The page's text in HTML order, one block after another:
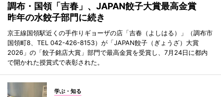
調布・国領「吉春」、JAPAN餃子大賞最高金賞
昨年の水餃子部門に続き
京王線国領駅近くの手作りギョーザの店「吉春（よしはる）」（調布市
国領町8、TEL 042-426-8153）が「JAPAN餃子（ぎょうざ）大賞
2026」の「餃子銘店大賞」部門で最高金賞を受賞し、7月24日に都内
で開かれた授賞式で表彰された。
学ぶ・知る